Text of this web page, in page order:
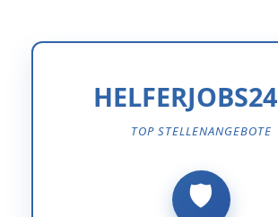
HELFERJOBS24
TOP STELLENANGEBOTE